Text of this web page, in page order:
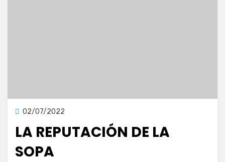
Publicada
02/07/2022
LA REPUTACIÓN DE LA
SOPA